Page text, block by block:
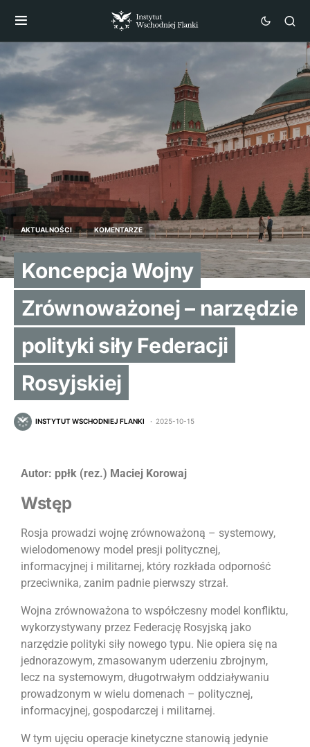
AKTUALNOŚCI KOMENTARZE
Koncepcja Wojny
Zrównoważonej – narzędzie
polityki siły Federacji
Rosyjskiej
INSTYTUT WSCHODNIEJ FLANKI 2025-10-15
Autor: ppłk (rez.) Maciej Korowaj
Wstęp
Rosja prowadzi wojnę zrównoważoną – systemowy,
wielodomenowy model presji politycznej,
informacyjnej i militarnej, który rozkłada odporność
przeciwnika, zanim padnie pierwszy strzał.
Wojna zrównoważona to współczesny model konfliktu,
wykorzystywany przez Federację Rosyjską jako
narzędzie polityki siły nowego typu. Nie opiera się na
jednorazowym, zmasowanym uderzeniu zbrojnym,
lecz na systemowym, długotrwałym oddziaływaniu
prowadzonym w wielu domenach – politycznej,
informacyjnej, gospodarczej i militarnej.
W tym ujęciu operacje kinetyczne stanowią jedynie